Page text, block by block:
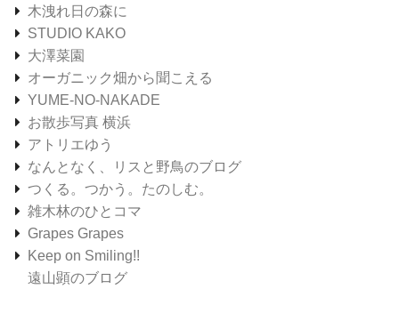
木洩れ日の森に
STUDIO KAKO
大澤菜園
オーガニック畑から聞こえる
YUME-NO-NAKADE
お散歩写真 横浜
アトリエゆう
なんとなく、リスと野鳥のブログ
つくる。つかう。たのしむ。
雑木林のひとコマ
Grapes Grapes
Keep on Smiling!!
遠山顕のブログ